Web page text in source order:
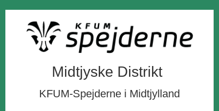
Midtjyske Distrikt
KFUM-Spejderne i Midtjylland